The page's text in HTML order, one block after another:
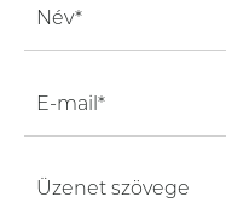
Név*
E-mail*
Üzenet szövege